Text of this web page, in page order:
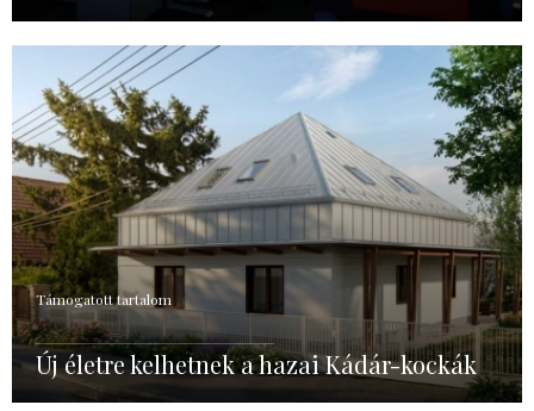
Támogatott tartalom
Új életre kelhetnek a hazai Kádár-kockák